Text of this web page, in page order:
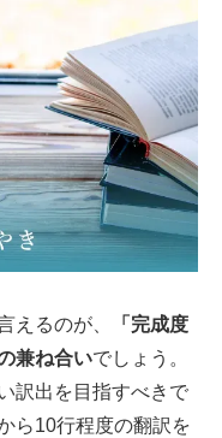
えるのが、
「完成度
兼ね合いでしょう。
訳出を目指すべきで
ら10行程度の翻訳を